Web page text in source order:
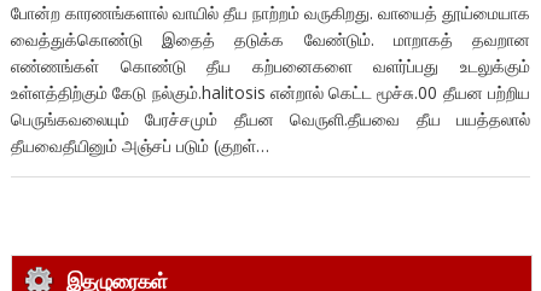
போன்ற காரணங்களால் வாயில் தீய நாற்றம் வருகிறது. வாயைத் தூய்மையாக
வைத்துக்கொண்டு இதைத் தடுக்க வேண்டும். மாறாகத் தவறான
எண்ணங்கள் கொண்டு தீய கற்பனைகளை வளர்ப்பது உடலுக்கும்
உள்ளத்திற்கும் கேடு நல்கும்.halitosis என்றால் கெட்ட மூச்சு.00 தீயன பற்றிய
பெருங்கவலையும் பேரச்சமும் தீயன வெருளி.தீயவை தீய பயத்தலால்
தீயவைதீயினும் அஞ்சப் படும் (குறள்…
இதழுரைகள்